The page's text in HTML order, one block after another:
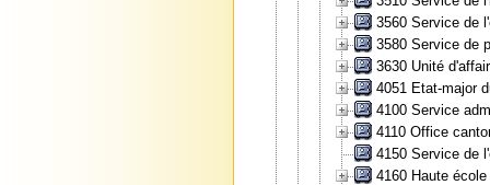
3560 Service de
3580 Service de
3630 Unité
4051 Etat-major
4100 Service
4110 Office
4150 Service de
4160 Haute